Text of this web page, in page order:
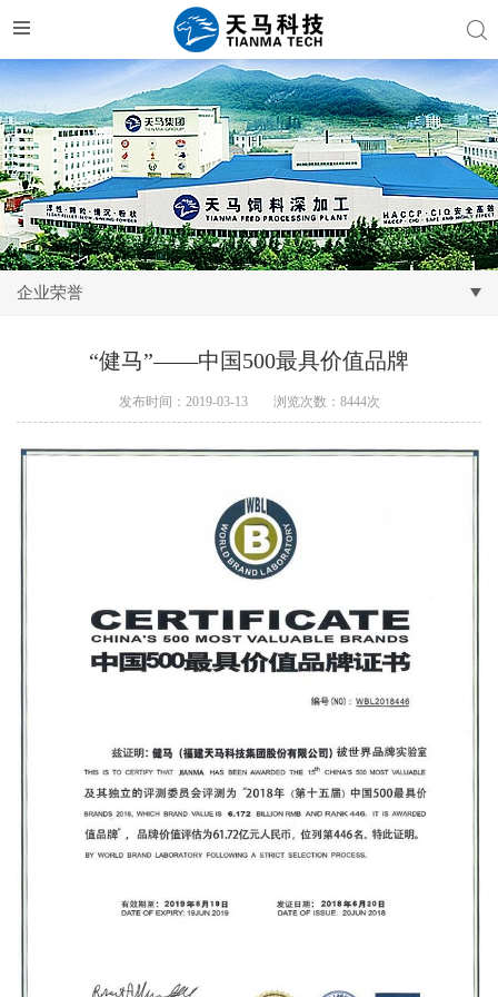
企业荣誉
“健马”——中国500最具价值品牌
发布时间：2019-03-13 浏览次数：8444次